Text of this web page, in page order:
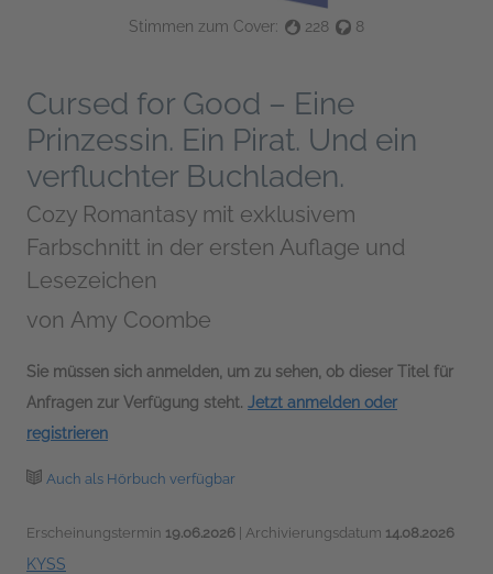
Stimmen zum Cover: 228 8
Cursed for Good – Eine
Prinzessin. Ein Pirat. Und ein
verfluchter Buchladen.
Cozy Romantasy mit exklusivem
Farbschnitt in der ersten Auflage und
Lesezeichen
von Amy Coombe
Sie müssen sich anmelden, um zu sehen, ob dieser Titel für
Anfragen zur Verfügung steht. Jetzt anmelden oder
registrieren
Auch als Hörbuch verfügbar
Erscheinungstermin 19.06.2026 | Archivierungsdatum 14.08.2026
KYSS